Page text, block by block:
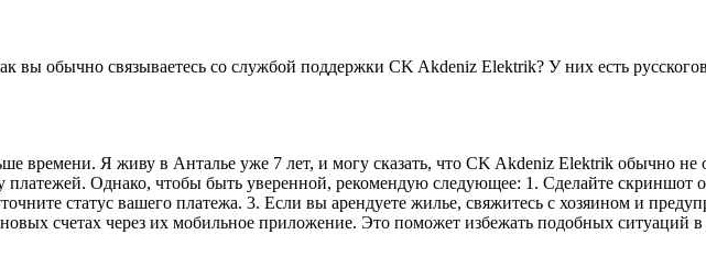
вы обычно связываетесь со службой поддержки CK Akdeniz Elektrik? У них есть
времени. Я живу в Анталье уже 7 лет, и могу сказать, что CK Akdeniz Elektrik обычно не
платежей. Однако, чтобы быть уверенной, рекомендую следующее: 1. Сделайте
статус вашего платежа. 3. Если вы арендуете жилье, свяжитесь с хозяином и
счетах через их мобильное приложение. Это поможет избежать подобных ситуаций